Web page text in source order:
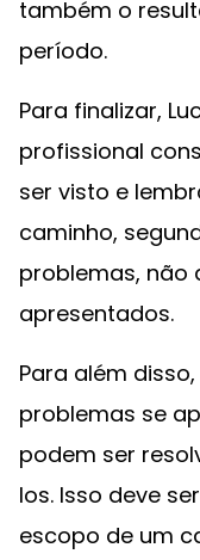
também o
período.
Para finalizar,
profissional
ser visto e
caminho,
problemas, não
apresentados.
Para além
problemas se
podem ser
los. Isso deve
escopo de um